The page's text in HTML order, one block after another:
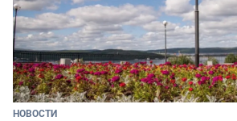
НОВОСТИ